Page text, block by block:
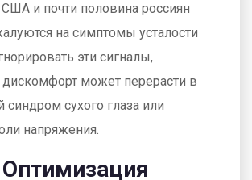
и почти половина россиян
на симптомы усталости
эти сигналы,
может перерасти в
синдром сухого глаза или
напряжения.